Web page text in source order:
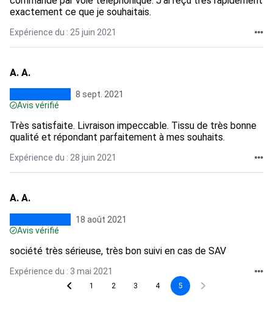
exactement ce que je souhaitais.
Expérience du : 25 juin 2021
A. A.
8 sept. 2021
Avis vérifié
Très satisfaite. Livraison impeccable. Tissu de très bonne
qualité et répondant parfaitement à mes souhaits.
Expérience du : 28 juin 2021
A. A.
18 août 2021
Avis vérifié
société très sérieuse, très bon suivi en cas de SAV
Expérience du : 3 mai 2021
1 2 3 4 5